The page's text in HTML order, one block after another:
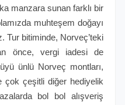
manzara sunan farklı bir
muhteşem doğayı
Tur bitiminde, Norveç’teki
önce, vergi iadesi de
ünlü Norveç montları,
çok çeşitli diğer hediyelik
bol bol alışveriş